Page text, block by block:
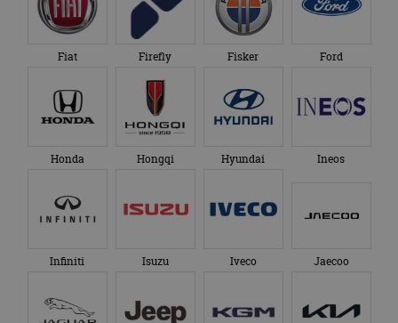
Fiat Firefly Fisker Ford
Honda Hongqi Hyundai Ineos
Infiniti Isuzu Iveco Jaecoo